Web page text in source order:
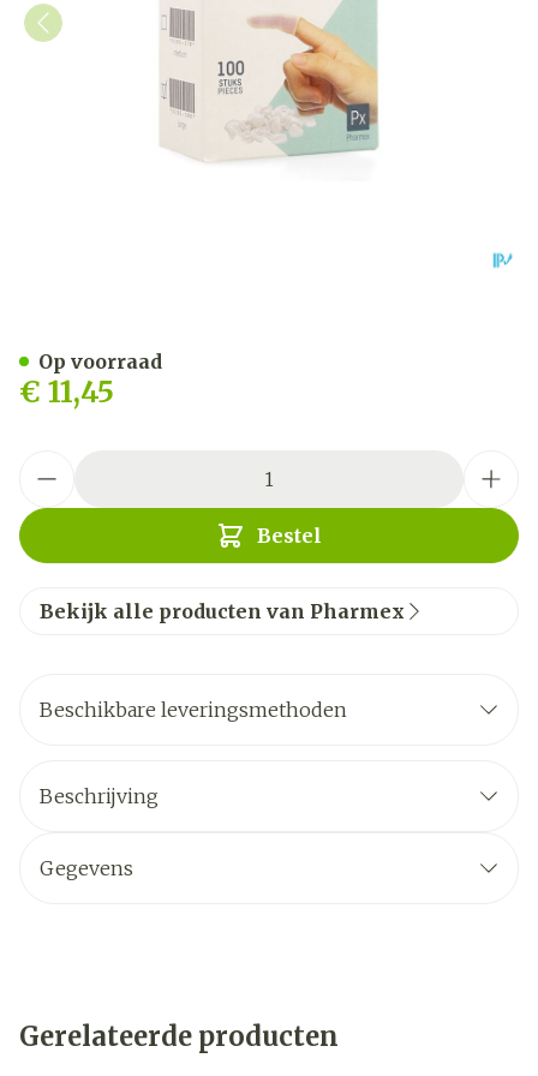
€ 11,45
Bestel
Op voorraad
Bekijk alle producten van Pharmex
Beschikbare leveringsmethoden
Beschrijving
Gegevens
Gerelateerde producten